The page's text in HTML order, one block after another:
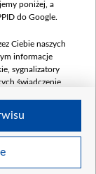
poniżej, a
do Google.
Ciebie naszych
informacje
sygnalizatory
świadczenie
Ciebie